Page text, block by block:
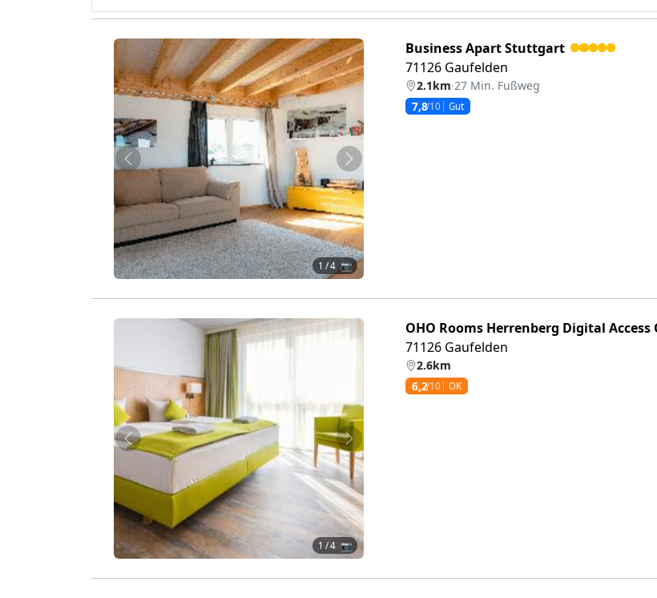
Zurück Weiter
1 / 4 📷
Business Apart Stuttgart
71126 Gaufelden
2.1km·27 Min. Fußweg
7,8/10 Gut
Zurück Weiter
1 / 4 📷
OHO Rooms Herrenberg Digital Access
71126 Gaufelden
2.6km
6,2/10 OK